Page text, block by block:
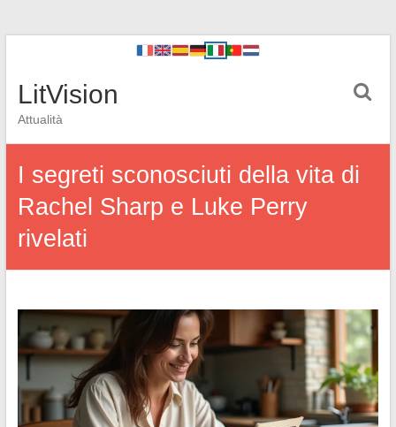
LitVision
Attualità
I segreti sconosciuti della vita di
Rachel Sharp e Luke Perry
rivelati